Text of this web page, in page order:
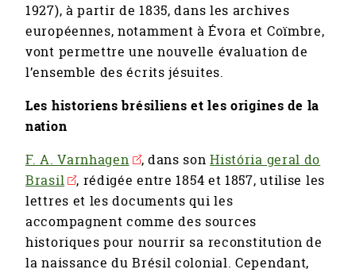
1927), à partir de 1835, dans les archives
européennes, notamment à Évora et Coïmbre,
vont permettre une nouvelle évaluation de
l’ensemble des écrits jésuites.
Les historiens brésiliens et les origines de la
nation
F. A. Varnhagen , dans sonHistória geral do
Brasil
, rédigée entre 1854 et 1857, utilise les
lettres et les documents qui les
accompagnent comme des sources
historiques pour nourrir sa reconstitution de
la naissance du Brésil colonial. Cependant,